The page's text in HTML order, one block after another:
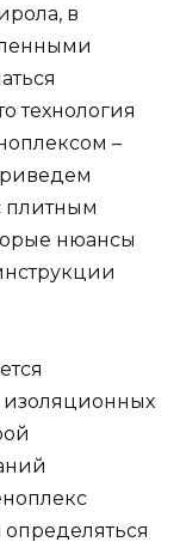
в
технология
–
плитным
нюансы
изоляционных